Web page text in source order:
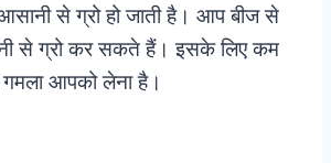
से ग्रो हो जाती है। आप बीज से
से ग्रो कर सकते हैं। इसके लिए कम
आपको लेना है।